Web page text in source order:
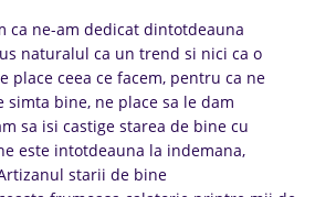
ca ne-am dedicat dintotdeauna
naturalul ca un trend si nici ca o
place ceea ce facem, pentru ca ne
simta bine, ne place sa le dam
sa isi castige starea de bine cu
este intotdeauna la indemana,
starii de bine